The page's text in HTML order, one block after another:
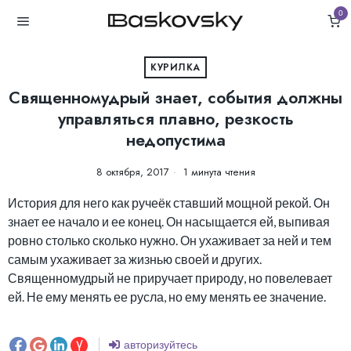
0
КУРИЛКА
Священномудрый знает, события должны
управляться плавно, резкость
недопустима
8 октября, 2017 1 минута чтения
История для него как ручеёк ставший мощной рекой. Он
знает ее начало и ее конец. Он насыщается ей, выпивая
ровно столько сколько нужно. Он ухаживает за ней и тем
самым ухаживает за жизнью своей и других.
Священномудрый не приручает природу, но повелевает
ей. Не ему менять ее русла, но ему менять ее значение.
авторизуйтесь